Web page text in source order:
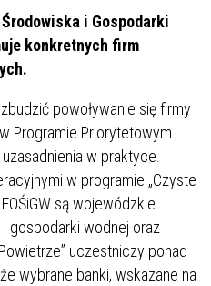
i Gospodarki
konkretnych firm
powoływanie się firmy
Programie Priorytetowym
w praktyce.
w programie „Czyste
są wojewódzkie
gospodarki wodnej oraz
uczestniczy ponad
wybrane banki, wskazane na